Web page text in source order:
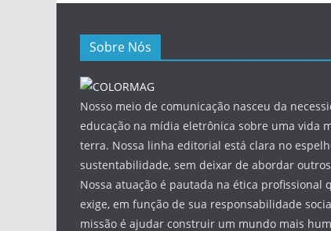
Sobre Nós
Nosso meio de comunicação nasceu da
educação na mídia eletrônica sobre uma vida
terra. Nossa linha editorial está clara no
sustentabilidade, sem deixar de abordar
Nossa atuação é pautada na ética profissional
exige, em função de sua responsabilidade
missão é ajudar construir um mundo mais